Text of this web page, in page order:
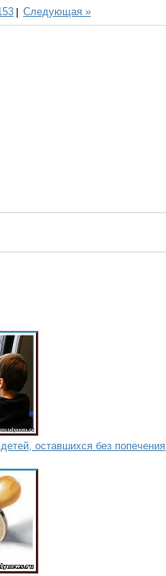
| Следующая »
оставшихся без попечения